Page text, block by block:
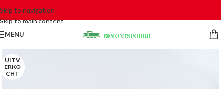
Skip to navigation
Skip to main content
MENU
UITV
ERKO
CHT